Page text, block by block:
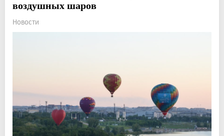
воздушных шаров
Новости